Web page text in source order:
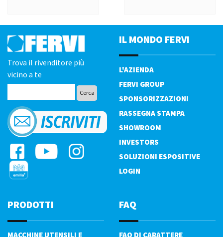
Trova il rivenditore più
vicino a te
IL MONDO FERVI
L'AZIENDA
FERVI GROUP
SPONSORIZZAZIONI
RASSEGNA STAMPA
SHOWROOM
INVESTORS
SOLUZIONI ESPOSITIVE
LOGIN
PRODOTTI
MACCHINE UTENSILI E
FAQ
FAQ DI CARATTERE